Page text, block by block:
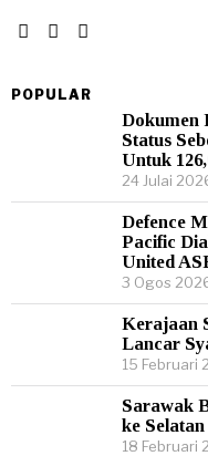
POPULAR
Dokumen
Status
Untuk
24 Julai
Defence
Pacific
United
3 Ogos
Kerajaan
Lancar
15 Februari
Sarawak
ke
18 Februari